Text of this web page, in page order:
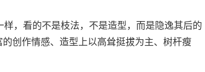
，看的不是枝法，不是造型，而是隐逸其后的
的创作情感、造型上以高耸挺拔为主、树杆瘦